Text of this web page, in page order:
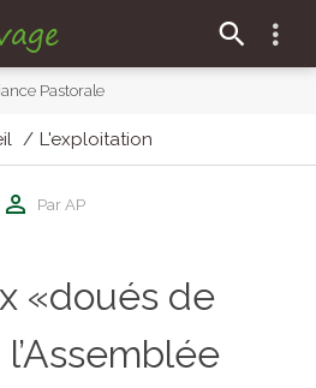
Pastorale
L'exploitation
Par AP
«doués de